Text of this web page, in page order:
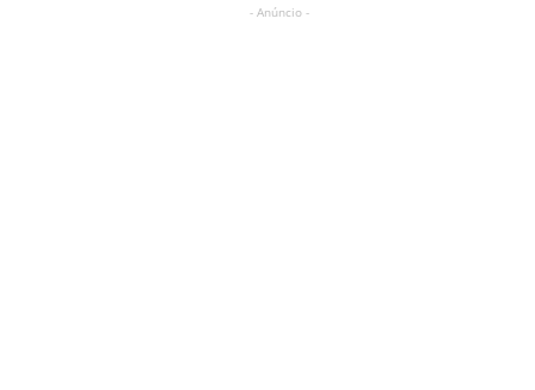
- Anúncio -